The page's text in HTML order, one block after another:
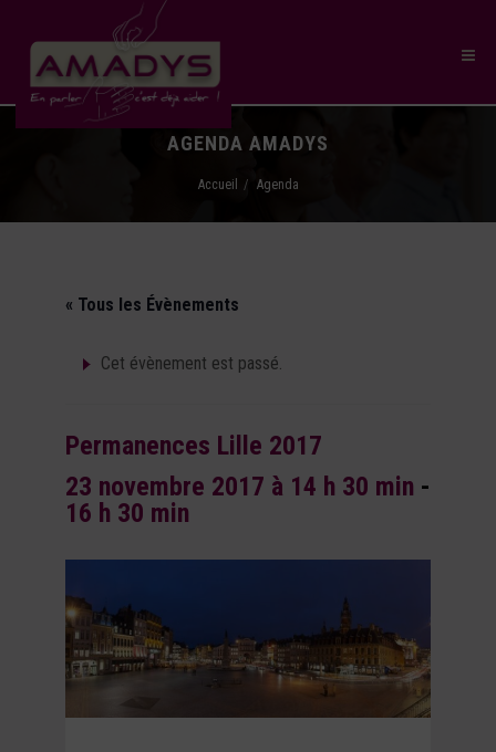
AGENDA AMADYS
Accueil Agenda
« Tous les Évènements
Cet évènement est passé.
Permanences Lille 2017
23 novembre 2017 à 14 h 30 min -
16 h 30 min